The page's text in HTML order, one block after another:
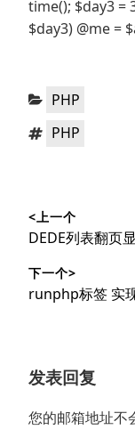
time(); $day3 =
$day3) @me =
分
PHP
标 PHP
章
导
航
<上一个
上
文
章：
DEDE列表翻页
下一个>
下
runphp标签 实
发表回复
您的邮箱地址不